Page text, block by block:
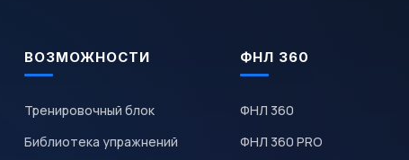
ВОЗМОЖНОСТИ
Тренировочный блок
Библиотека упражнений
ФНЛ 360
ФНЛ 360
ФНЛ 360 PRO